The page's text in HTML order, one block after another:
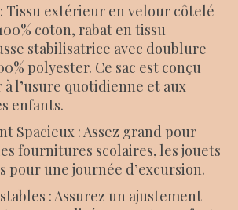
Tissu extérieur en velour côtelé
coton, rabat en tissu
stabilisatrice avec doublure
polyester. Ce sac est conçu
l’usure quotidienne et aux
enfants.
Spacieux : Assez grand pour
fournitures scolaires, les jouets
pour une journée d’excursion.
: Assurez un ajustement